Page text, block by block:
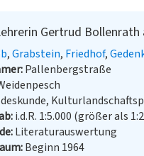
Gertrud
Grabstein Friedhof
Pallenbergstraße
i.d.R. 1:5.000 (größer als
Literaturauswertung
Beginn 1964